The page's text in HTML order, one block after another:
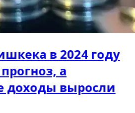
в 2024 году
а
доходы выросли